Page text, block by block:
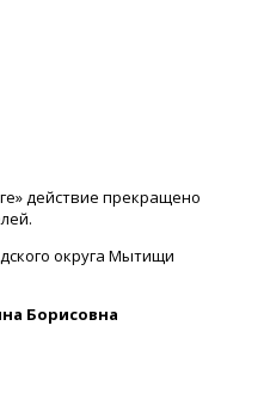
действие прекращено
округа Мытищи
Борисовна